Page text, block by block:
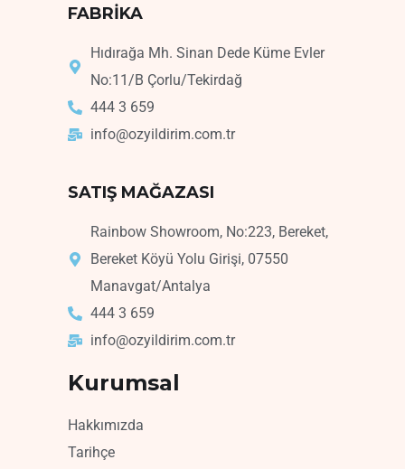
FABRİKA
Hıdırağa Mh. Sinan Dede Küme Evler
No:11/B Çorlu/Tekirdağ
444 3 659
info@ozyildirim.com.tr
SATIŞ MAĞAZASI
Rainbow Showroom, No:223, Bereket,
Bereket Köyü Yolu Girişi, 07550
Manavgat/Antalya
444 3 659
info@ozyildirim.com.tr
Kurumsal
Hakkımızda
Tarihçe